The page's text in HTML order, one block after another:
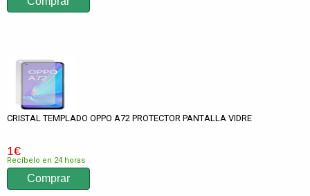
CRISTAL TEMPLADO OPPO A72 PROTECTOR PANTALLA VIDRE
1€
Recíbelo en 24 horas